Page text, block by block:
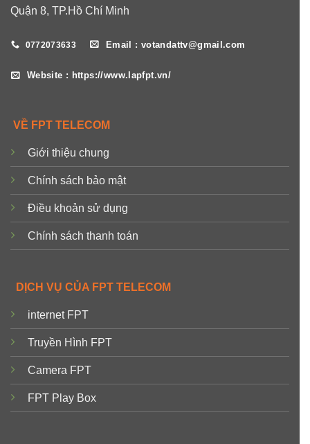
Quận 8, TP.Hồ Chí Minh
0772073633 Email : votandattv@gmail.com
Website : https://www.lapfpt.vn/
VỀ FPT TELECOM
Giới thiệu chung
Chính sách bảo mật
Điều khoản sử dụng
Chính sách thanh toán
DỊCH VỤ CỦA FPT TELECOM
internet FPT
Truyền Hình FPT
Camera FPT
FPT Play Box